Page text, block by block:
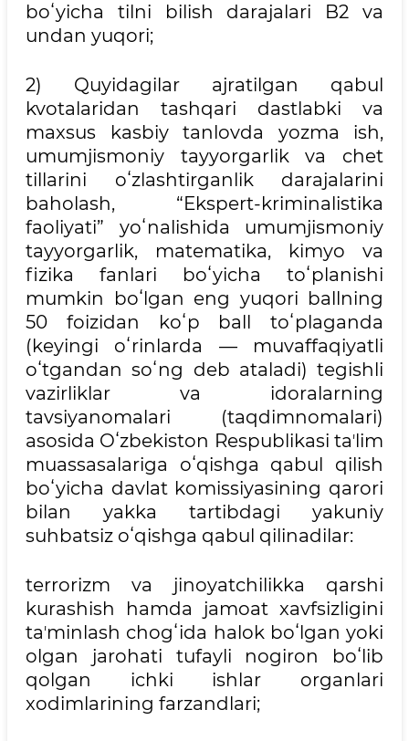
boʻyicha tilni bilish darajalari B2 va
undan yuqori;
2) Quyidagilar ajratilgan qabul
kvotalaridan tashqari dastlabki va
maxsus kasbiy tanlovda yozma ish,
umumjismoniy tayyorgarlik va chet
tillarini oʻzlashtirganlik darajalarini
baholash, “Ekspert-kriminalistika
faoliyati” yoʻnalishida umumjismoniy
tayyorgarlik, matematika, kimyo va
fizika fanlari boʻyicha toʻplanishi
mumkin boʻlgan eng yuqori ballning
50 foizidan koʻp ball toʻplaganda
(keyingi oʻrinlarda — muvaffaqiyatli
oʻtgandan soʻng deb ataladi) tegishli
vazirliklar va idoralarning
tavsiyanomalari (taqdimnomalari)
asosida Oʻzbekiston Respublikasi taʼlim
muassasalariga oʻqishga qabul qilish
boʻyicha davlat komissiyasining qarori
bilan yakka tartibdagi yakuniy
suhbatsiz oʻqishga qabul qilinadilar:
terrorizm va jinoyatchilikka qarshi
kurashish hamda jamoat xavfsizligini
taʼminlash chogʻida halok boʻlgan yoki
olgan jarohati tufayli nogiron boʻlib
qolgan ichki ishlar organlari
xodimlarining farzandlari;